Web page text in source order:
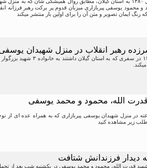
و محمود یوسفی پیربازاری میزبان قدوم پر برکت رهبر فرزانه
رنگ ایمان تصویر و متن آن را برای اولین بار منتشر میکند
رهبر انقلاب در منزل شهیدان یوسفی
مقام معظم رهبری در سال
قدرت الله، محمود و محمد یوسفی
در منزل شهیدان یوسفی پیربازاری که به همراه عده ای
زیر مشاهده کنید
دیدار فرزندانش شتافت
قدرت الله، محمود و محمد یوسفی در یکشنبه شب بعد از